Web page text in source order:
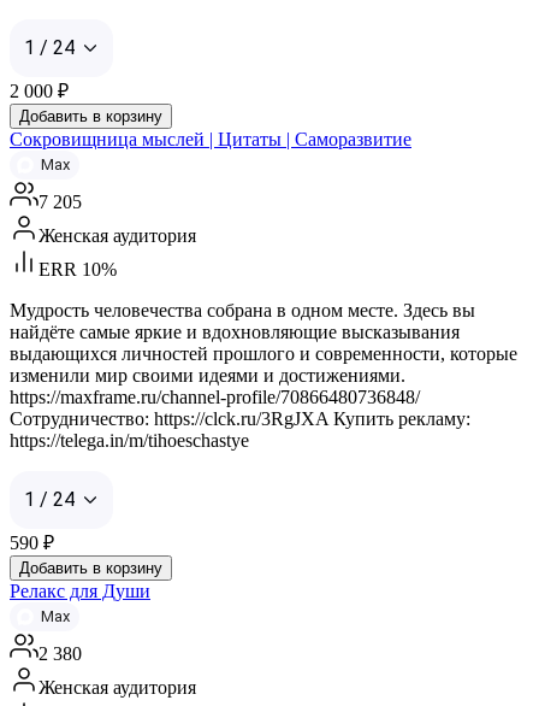
1 / 24
2 000 ₽
Добавить в корзину
Сокровищница мыслей | Цитаты | Саморазвитие
Max
7 205
Женская аудитория
ERR 10%
Мудрость человечества собрана в одном месте. Здесь вы
найдёте самые яркие и вдохновляющие высказывания
выдающихся личностей прошлого и современности, которые
изменили мир своими идеями и достижениями.
https://maxframe.ru/channel-profile/70866480736848/
Сотрудничество: https://clck.ru/3RgJXA Купить рекламу:
https://telega.in/m/tihoeschastye
1 / 24
590 ₽
Добавить в корзину
Релакс для Души
Max
2 380
Женская аудитория